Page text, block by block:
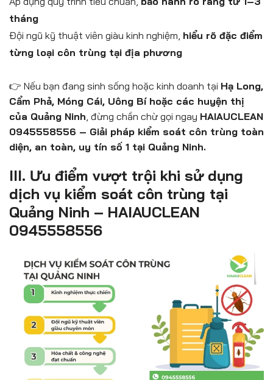
tháng
Đội ngũ kỹ thuật viên giàu kinh nghiệm, hiểu rõ đặc điểm
từng loại côn trùng tại địa phương
👉 Nếu bạn đang sinh sống hoặc kinh doanh tại Hạ Long,
Cẩm Phả, Móng Cái, Uông Bí hoặc các huyện thị
của Quảng Ninh , đừng chần chừ gọi ngay HAIAUCLEAN
0945558556 – Giải pháp kiểm soát côn trùng toàn
diện, an toàn, uy tín số 1 tại Quảng Ninh.
III. Ưu điểm vượt trội khi sử dụng
dịch vụ kiểm soát côn trùng tại
Quảng Ninh – HAIAUCLEAN
0945558556